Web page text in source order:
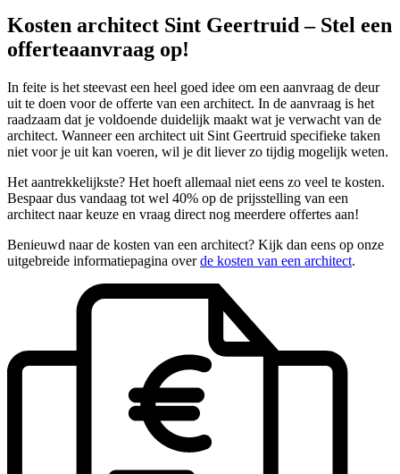
Kosten architect Sint Geertruid – Stel een
offerteaanvraag op!
In feite is het steevast een heel goed idee om een aanvraag de deur
uit te doen voor de offerte van een architect. In de aanvraag is het
raadzaam dat je voldoende duidelijk maakt wat je verwacht van de
architect. Wanneer een architect uit Sint Geertruid specifieke taken
niet voor je uit kan voeren, wil je dit liever zo tijdig mogelijk weten.
Het aantrekkelijkste? Het hoeft allemaal niet eens zo veel te kosten.
Bespaar dus vandaag tot wel 40% op de prijsstelling van een
architect naar keuze en vraag direct nog meerdere offertes aan!
Benieuwd naar de kosten van een architect? Kijk dan eens op onze
uitgebreide informatiepagina overde kosten van een architect.